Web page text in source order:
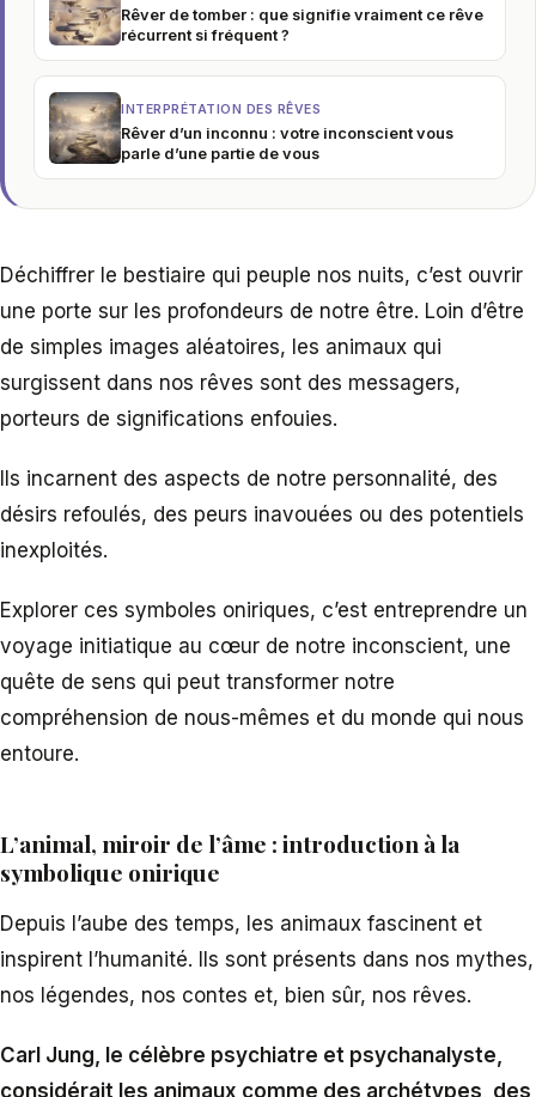
Rêver de tomber : que signifie vraiment ce rêve
récurrent si fréquent ?
INTERPRÉTATION DES RÊVES
Rêver d’un inconnu : votre inconscient vous
parle d’une partie de vous
Déchiffrer le bestiaire qui peuple nos nuits, c’est ouvrir
une porte sur les profondeurs de notre être. Loin d’être
de simples images aléatoires, les animaux qui
surgissent dans nos rêves sont des messagers,
porteurs de significations enfouies.
Ils incarnent des aspects de notre personnalité, des
désirs refoulés, des peurs inavouées ou des potentiels
inexploités.
Explorer ces symboles oniriques, c’est entreprendre un
voyage initiatique au cœur de notre inconscient, une
quête de sens qui peut transformer notre
compréhension de nous-mêmes et du monde qui nous
entoure.
L’animal, miroir de l’âme : introduction à la
symbolique onirique
Depuis l’aube des temps, les animaux fascinent et
inspirent l’humanité. Ils sont présents dans nos mythes,
nos légendes, nos contes et, bien sûr, nos rêves.
Carl Jung, le célèbre psychiatre et psychanalyste,
considérait les animaux comme des archétypes, des